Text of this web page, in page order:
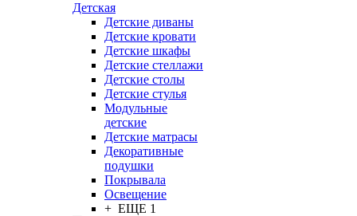
Детская
Детские диваны
Детские кровати
Детские шкафы
Детские стеллажи
Детские столы
Детские стулья
Модульные
детские
Детские матрасы
Декоративные
подушки
Покрывала
Освещение
+ ЕЩЕ 1